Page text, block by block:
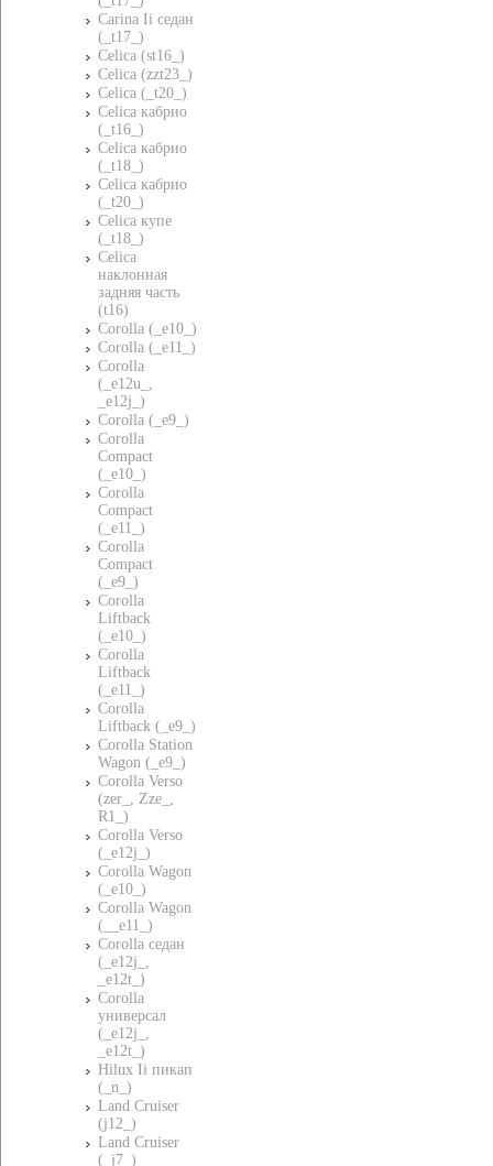
Carina Ii седан
(_t17_)
Celica (st16_)
Celica (zzt23_)
Celica (_t20_)
Celica кабрио
(_t16_)
Celica кабрио
(_t18_)
Celica кабрио
(_t20_)
Celica купе
(_t18_)
Celica
наклонная
задняя часть
(t16)
Corolla (_e10_)
Corolla (_e11_)
Corolla
(_e12u_,
_e12j_)
Corolla (_e9_)
Corolla
Compact
(_e10_)
Corolla
Compact
(_e11_)
Corolla
Compact
(_e9_)
Corolla
Liftback
(_e10_)
Corolla
Liftback
(_e11_)
Corolla
Liftback (_e9_)
Corolla Station
Wagon (_e9_)
Corolla Verso
(zer_, Zze_,
R1_)
Corolla Verso
(_e12j_)
Corolla Wagon
(_e10_)
Corolla Wagon
(__e11_)
Corolla седан
(_e12j_,
_e12t_)
Corolla
универсал
(_e12j_,
_e12t_)
Hilux Ii пикап
(_n_)
Land Cruiser
(j12_)
Land Cruiser
(_j7_)